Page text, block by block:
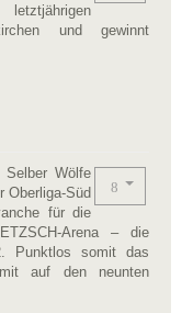
und gewinnt
Wölfe
Oberliga-Süd
für die
Arena – die
Punktlos somit das
auf den neunten